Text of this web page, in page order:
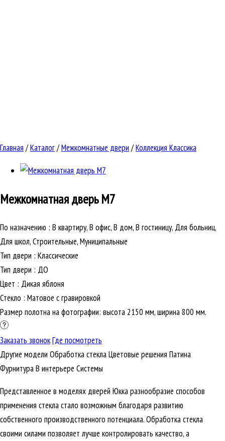
Главная /Каталог/Межкомнатные двери /Коллекция Классика
Межкомнатная дверь М7
По назначению : В квартиру, В офис, В дом, В гостиницу, Для больниц,
Для школ, Строительные, Муниципальные
Тип двери : Классические
Тип двери : ДО
Цвет : Дикая яблоня
Стекло : Матовое с гравировкой
Размер полотна на фотографии: высота 2150 мм, ширина 800 мм.
Заказать звонокГде посмотреть
Другие модели Обработка стеклаЦветовые решения Патина
ФурнитураВ интерьере Cистемы
Представленное в моделях дверей Юкка разнообразие способов
применения стекла стало возможным благодаря развитию
собственного производственного потенциала. Обработка стекла
своими силами позволяет лучше контролировать качество, а